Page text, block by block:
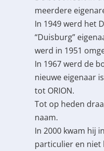
meerdere
In 1949 werd het
“Duisburg”
werd in 1951
In 1967 werd de
nieuwe eigenaar
tot ORION.
Tot op heden
naam.
In 2000 kwam hij
particulier en niet